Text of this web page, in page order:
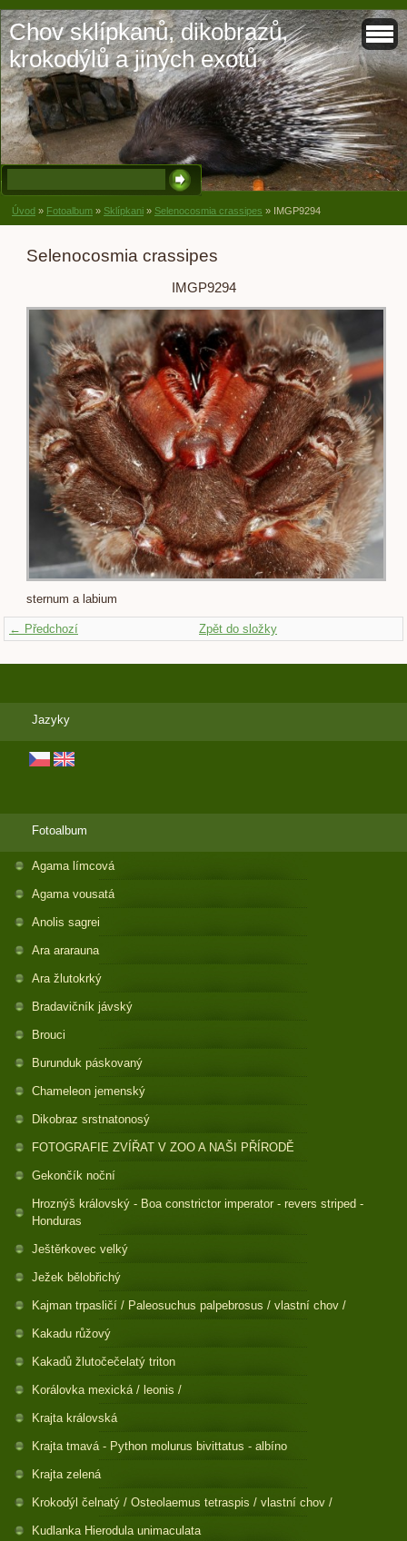
Chov sklípkanů, dikobrazů,
krokodýlů a jiných exotů
Úvod » Fotoalbum » Sklípkani » Selenocosmia crassipes » IMGP9294
Selenocosmia crassipes
IMGP9294
sternum a labium
← Předchozí Zpět do složky
Jazyky
Fotoalbum
Agama límcová
Agama vousatá
Anolis sagrei
Ara ararauna
Ara žlutokrký
Bradavičník jávský
Brouci
Burunduk páskovaný
Chameleon jemenský
Dikobraz srstnatonosý
FOTOGRAFIE ZVÍŘAT V ZOO A NAŠI PŘÍRODĚ
Gekončík noční
Hroznýš královský - Boa constrictor imperator - revers striped -
Honduras
Ještěrkovec velký
Ježek bělobřichý
Kajman trpasličí / Paleosuchus palpebrosus / vlastní chov /
Kakadu růžový
Kakadů žlutočečelatý triton
Korálovka mexická / leonis /
Krajta královská
Krajta tmavá - Python molurus bivittatus - albíno
Krajta zelená
Krokodýl čelnatý / Osteolaemus tetraspis / vlastní chov /
Kudlanka Hierodula unimaculata